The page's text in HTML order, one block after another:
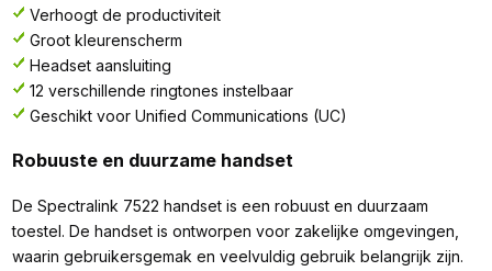
Verhoogt de productiviteit
Groot kleurenscherm
Headset aansluiting
12 verschillende ringtones instelbaar
Geschikt voor Unified Communications (UC)
Robuuste en duurzame handset
De Spectralink 7522 handset is een robuust en duurzaam
toestel. De handset is ontworpen voor zakelijke omgevingen,
waarin gebruikersgemak en veelvuldig gebruik belangrijk zijn.